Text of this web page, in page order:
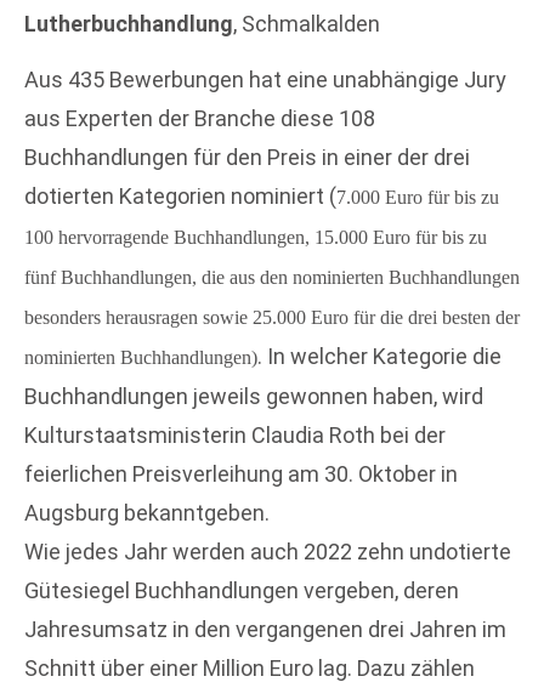
Lutherbuchhandlung, Schmalkalden
Aus 435 Bewerbungen hat eine unabhängige Jury
aus Experten der Branche diese 108
Buchhandlungen für den Preis in einer der drei
dotierten Kategorien nominiert (7.000 Euro für bis zu
100 hervorragende Buchhandlungen, 15.000 Euro für bis zu
fünf Buchhandlungen, die aus den nominierten Buchhandlungen
besonders herausragen sowie 25.000 Euro für die drei besten der
nominierten Buchhandlungen). In welcher Kategorie die
Buchhandlungen jeweils gewonnen haben, wird
Kulturstaatsministerin Claudia Roth bei der
feierlichen Preisverleihung am 30. Oktober in
Augsburg bekanntgeben.
Wie jedes Jahr werden auch 2022 zehn undotierte
Gütesiegel Buchhandlungen vergeben, deren
Jahresumsatz in den vergangenen drei Jahren im
Schnitt über einer Million Euro lag. Dazu zählen